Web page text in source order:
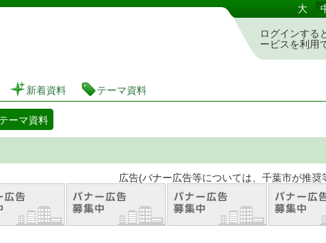
蔵書検索・予約システム 大
ログインする
ービスを利用
新着資料 テーマ資料
テーマ資料
ナー広告等については、千葉市が推奨等をする